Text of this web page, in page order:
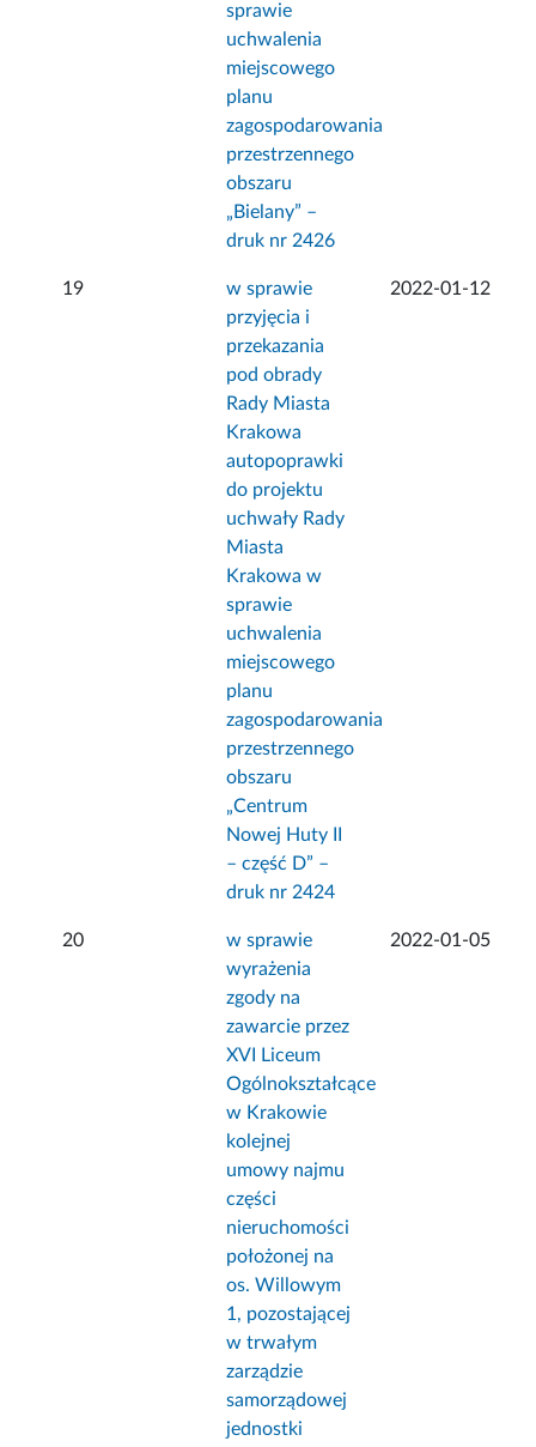
sprawie
uchwalenia
miejscowego
planu
zagospodarowania
przestrzennego
obszaru
„Bielany” –
druk nr 2426
19
w sprawie
przyjęcia i
przekazania
pod obrady
Rady Miasta
Krakowa
autopoprawki
do projektu
uchwały Rady
Miasta
Krakowa w
sprawie
uchwalenia
miejscowego
planu
zagospodarowania
przestrzennego
obszaru
„Centrum
Nowej Huty II
– część D” –
druk nr 2424
2022-01-12
20
w sprawie
wyrażenia
zgody na
zawarcie przez
XVI Liceum
Ogólnokształcące
w Krakowie
kolejnej
umowy najmu
części
nieruchomości
położonej na
os. Willowym
1, pozostającej
w trwałym
zarządzie
samorządowej
jednostki
2022-01-05